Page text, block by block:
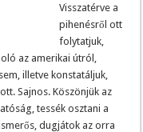
Visszatérve a
pihenésről ott
folytatjuk,
az amerikai útról,
illetve konstatáljuk,
Sajnos. Köszönjük az
tessék osztani a
dugjátok az orra